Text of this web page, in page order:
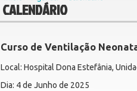
CALENDÁRIO
Curso de Ventilação
Local: Hospital Dona Estefânia,
Dia: 4 de Junho de 2025